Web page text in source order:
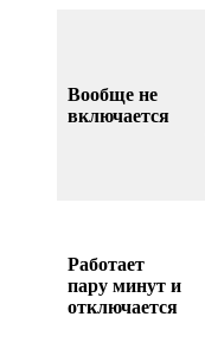
Вообще не
включается
Работает
пару минут и
отключается